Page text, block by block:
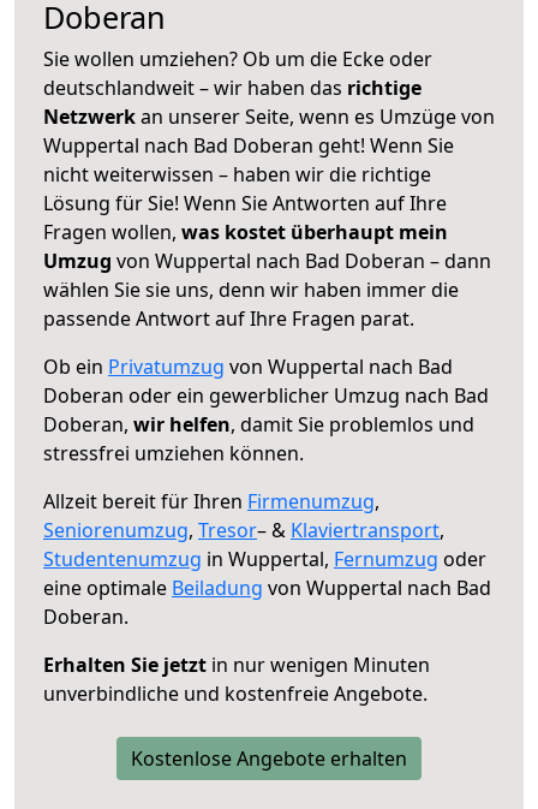
Doberan
Sie wollen umziehen? Ob um die Ecke oder
deutschlandweit – wir haben das richtige
Netzwerkan unserer Seite, wenn es Umzüge von
Wuppertal nach Bad Doberan geht! Wenn Sie
nicht weiterwissen – haben wir die richtige
Lösung für Sie! Wenn Sie Antworten auf Ihre
Fragen wollen, was kostet überhaupt mein
Umzug von Wuppertal nach Bad Doberan – dann
wählen Sie sie uns, denn wir haben immer die
passende Antwort auf Ihre Fragen parat.
Ob ein Privatumzug von Wuppertal nach Bad
Doberan oder ein gewerblicher Umzug nach Bad
Doberan, wir helfen, damit Sie problemlos und
stressfrei umziehen können.
Allzeit bereit für Ihren Firmenumzug,
Seniorenumzug, Tresor– & Klaviertransport,
Studentenumzug in Wuppertal, Fernumzug oder
eine optimale Beiladung von Wuppertal nach Bad
Doberan.
Erhalten Sie jetzt in nur wenigen Minuten
unverbindliche und kostenfreie Angebote.
Kostenlose Angebote erhalten